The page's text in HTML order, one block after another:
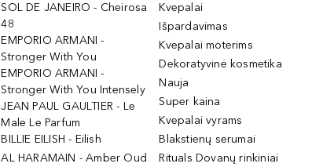
SOL DE JANEIRO - Cheirosa
48
EMPORIO ARMANI -
Stronger With You
EMPORIO ARMANI -
Stronger With You Intensely
JEAN PAUL GAULTIER - Le
Male Le Parfum
BILLIE EILISH - Eilish
AL HARAMAIN - Amber Oud
Kvepalai
Išpardavimas
Kvepalai moterims
Dekoratyvinė kosmetika
Nauja
Super kaina
Kvepalai vyrams
Blakstienų serumai
Rituals Dovanų rinkiniai